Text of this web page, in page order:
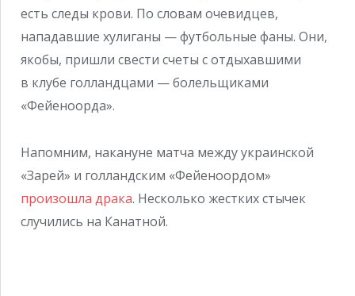
есть следы крови. По словам очевидцев,
нападавшие хулиганы — футбольные фаны. Они,
якобы, пришли свести счеты с отдыхавшими
в клубе голландцами — болельщиками
«Фейеноорда».
Напомним, накануне матча между украинской
«Зарей» и голландским «Фейеноордом»
произошла драка. Несколько жестких стычек
случились на Канатной.